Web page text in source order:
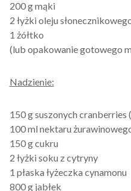
200 g mąki
2 łyżki oleju
1 żółtko
(lub opakowanie gotowego
Nadzienie:
150 g suszonych
100 ml nektaru
150 g cukru
2 łyżki soku z cytryny
1 płaska łyżeczka cynamonu
800 g jabłek